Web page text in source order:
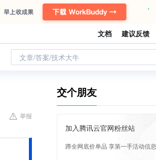
文档 建议反馈
文章/答案/技术大牛
举报
交个朋友
加入腾讯云官网粉丝站
蹲全网底价单品 享第一手活动信息